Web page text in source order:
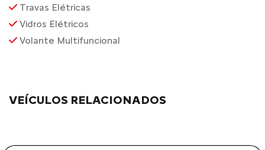
Travas Elétricas
Vidros Elétricos
Volante Multifuncional
VEÍCULOS RELACIONADOS